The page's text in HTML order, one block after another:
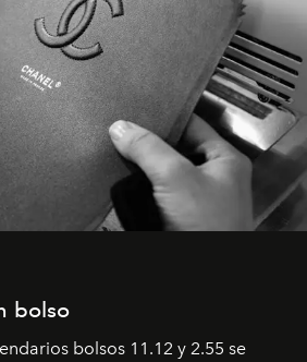
bolso
bolsos 11.12 y 2.55 se